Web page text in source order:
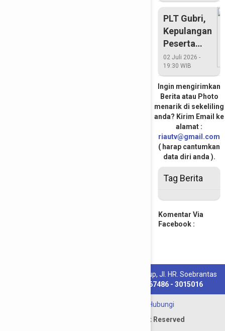
PLT Gubri,
Kepulangan
Peserta
Penggebira
Tergantung
HMI
02 Juli 2026 -
19:30 WIB
Ingin mengirimkan
Berita atau Photo
menarik di sekeliling
anda? Kirim Email ke
alamat :
riautv@gmail.com
( harap cantumkan
data diri anda ).
Tag Berita
Komentar Via
Facebook :
Komp. Riau Pos Grup, Jl. HR. Soebrantas
( 0761 ) 567486 - 3015016
Hubungi
Copyright © 2012 - 2018. All Right Reserved